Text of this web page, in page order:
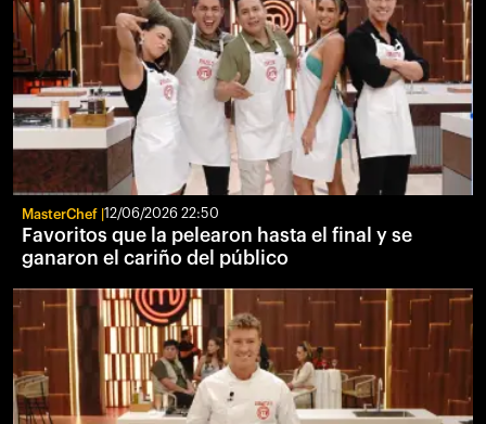
MasterChef 12/06/2026 22:50
Favoritos que la pelearon hasta el final y se
ganaron el cariño del público